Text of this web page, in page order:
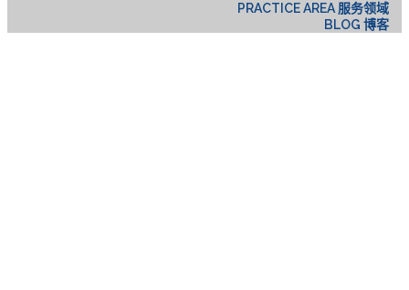
PRACTICE AREA 服务领域
BLOG 博客